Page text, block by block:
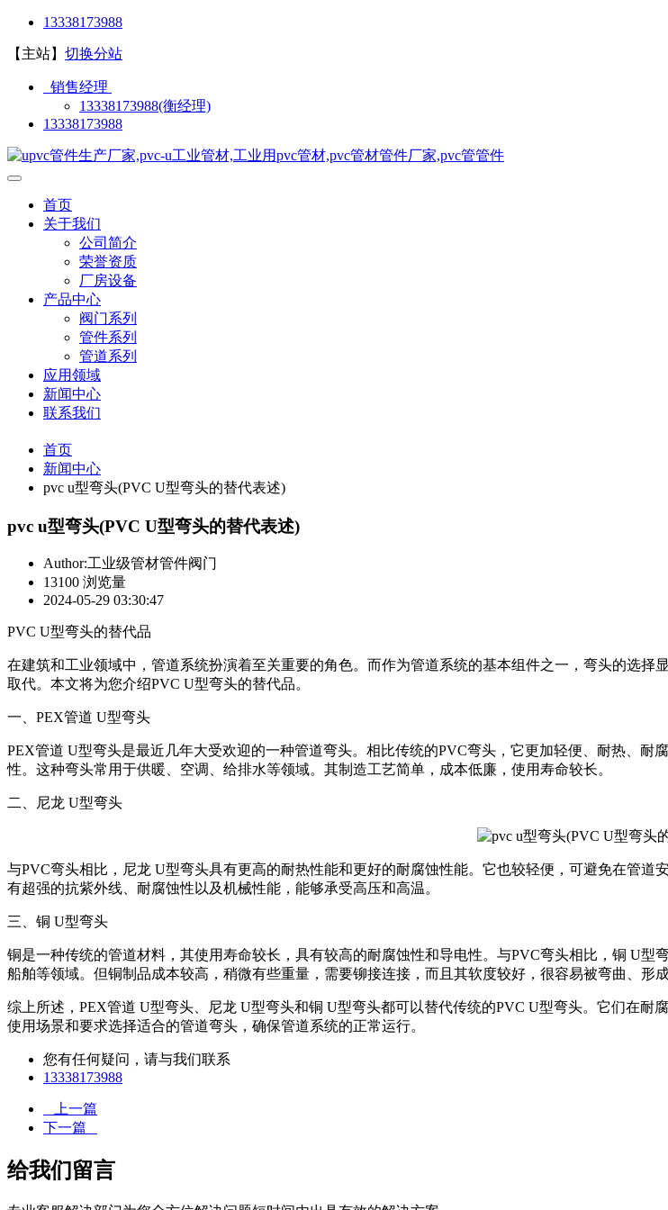
13338173988
【主站】 切换分站
销售经理
13338173988(衡经理)
13338173988
首页
关于我们
公司简介
荣誉资质
厂房设备
产品中心
阀门系列
管件系列
管道系列
应用领域
新闻中心
联系我们
首页
新闻中心
pvc u型弯头(PVC U型弯头的替代表述)
pvc u型弯头(PVC U型弯头的替代表述)
Author:工业级管材管件阀门
13100 浏览量
2024-05-29 03:30:47
PVC U型弯头的替代品
在建筑和工业领域中，管道系统扮演着至关重要的角色。而作为管道系统的基本组件之一，弯头的选
取代。本文将为您介绍PVC U型弯头的替代品。
一、PEX管道 U型弯头
PEX管道 U型弯头是最近几年大受欢迎的一种管道弯头。相比传统的PVC弯头，它更加轻便、耐热、
性。这种弯头常用于供暖、空调、给排水等领域。其制造工艺简单，成本低廉，使用寿命较长。
二、尼龙 U型弯头
与PVC弯头相比，尼龙 U型弯头具有更高的耐热性能和更好的耐腐蚀性能。它也较轻便，可避免在管
有超强的抗紫外线、耐腐蚀性以及机械性能，能够承受高压和高温。
三、铜 U型弯头
铜是一种传统的管道材料，其使用寿命较长，具有较高的耐腐蚀性和导电性。与PVC弯头相比，铜 U型
船舶等领域。但铜制品成本较高，稍微有些重量，需要铆接连接，而且其软度较好，很容易被弯曲、形
综上所述，PEX管道 U型弯头、尼龙 U型弯头和铜 U型弯头都可以替代传统的PVC U型弯头。它们在
使用场景和要求选择适合的管道弯头，确保管道系统的正常运行。
您有任何疑问，请与我们联系
13338173988
上一篇
下一篇
给我们留言